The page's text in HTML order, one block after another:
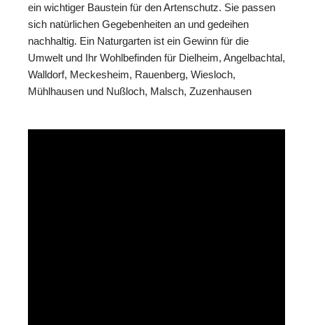
ein wichtiger Baustein für den Artenschutz. Sie passen
sich natürlichen Gegebenheiten an und gedeihen
nachhaltig. Ein Naturgarten ist ein Gewinn für die
Umwelt und Ihr Wohlbefinden für Dielheim, Angelbachtal,
Walldorf, Meckesheim, Rauenberg, Wiesloch,
Mühlhausen und Nußloch, Malsch, Zuzenhausen